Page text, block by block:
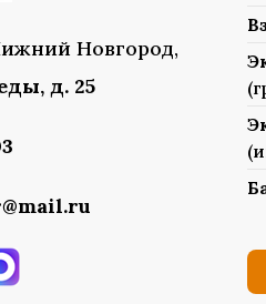
Новгород,
д. 25